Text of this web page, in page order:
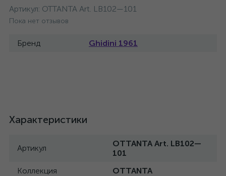
Артикул: OTTANTA Art. LB102—101
Пока нет отзывов
Бренд Ghidini 1961
Характеристики
Артикул
OTTANTA Art. LB102—
101
Коллекция
OTTANTA